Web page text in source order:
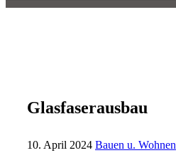
Glasfaserausbau
10. April 2024 Bauen u. Wohnen